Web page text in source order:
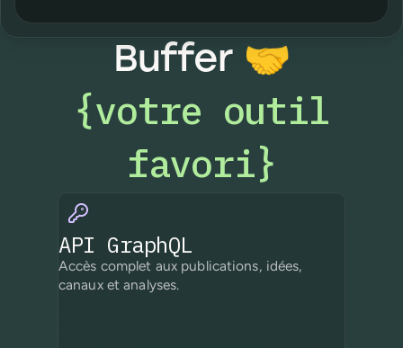
Buffer🤝
{votre outil
favori}
API GraphQL
Accès complet aux publications, idées,
canaux et analyses.